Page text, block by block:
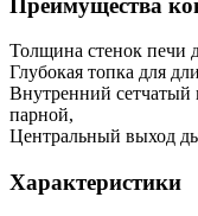
Толщина стенок печи
Глубокая топка для
Внутренний сетчатый
парной,
Центральный выход
Характеристики